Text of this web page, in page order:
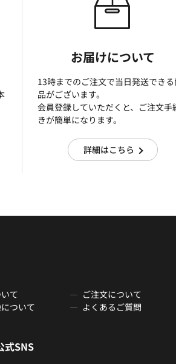
お届けについて
13時までのご注文で当日発送できる
品がございます。
会員登録していただくと、ご注文手
きが簡単になります。
詳細はこちら
て
ご注文について
ついて よくあるご質問
式SNS